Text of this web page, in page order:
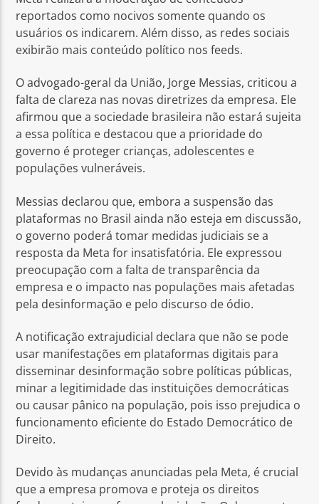
reportados como nocivos somente quando os
usuários os indicarem. Além disso, as redes sociais
exibirão mais conteúdo político nos feeds.
O advogado-geral da União, Jorge Messias, criticou a
falta de clareza nas novas diretrizes da empresa. Ele
afirmou que a sociedade brasileira não estará sujeita
a essa política e destacou que a prioridade do
governo é proteger crianças, adolescentes e
populações vulneráveis.
Messias declarou que, embora a suspensão das
plataformas no Brasil ainda não esteja em discussão,
o governo poderá tomar medidas judiciais se a
resposta da Meta for insatisfatória. Ele expressou
preocupação com a falta de transparência da
empresa e o impacto nas populações mais afetadas
pela desinformação e pelo discurso de ódio.
A notificação extrajudicial declara que não se pode
usar manifestações em plataformas digitais para
disseminar desinformação sobre políticas públicas,
minar a legitimidade das instituições democráticas
ou causar pânico na população, pois isso prejudica o
funcionamento eficiente do Estado Democrático de
Direito.
Devido às mudanças anunciadas pela Meta, é crucial
que a empresa promova e proteja os direitos